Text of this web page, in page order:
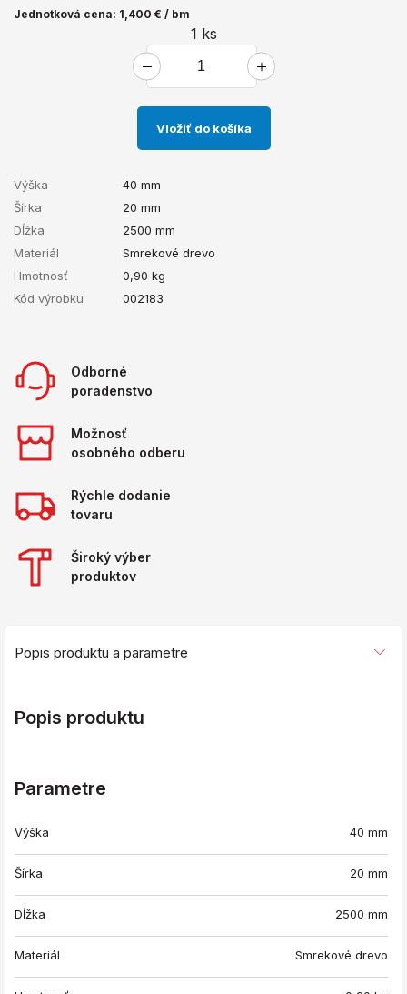
Jednotková cena: 1,400 € / bm
1 ks
Vložiť do košíka
Výška
40 mm
Šírka
20 mm
Dĺžka
2500 mm
Materiál
Smrekové drevo
Hmotnosť
0,90 kg
Kód výrobku
002183
Odborné
poradenstvo
Možnosť
osobného odberu
Rýchle dodanie
tovaru
Široký výber
produktov
Popis produktu a parametre
Popis produktu
Parametre
Výška 40 mm
Šírka 20 mm
Dĺžka 2500 mm
Materiál Smrekové drevo